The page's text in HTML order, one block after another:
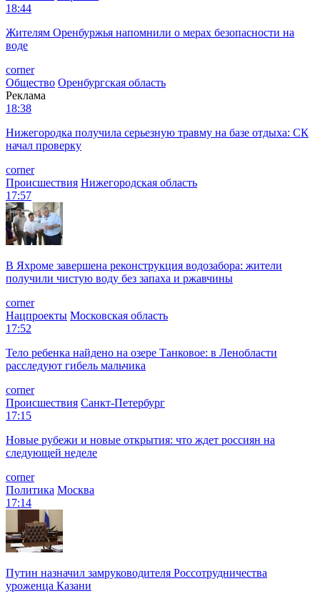
18:44
Жителям Оренбуржья напомнили о мерах безопасности на
воде
corner
Общество Оренбургская область
Реклама
18:38
Нижегородка получила серьезную травму на базе отдыха: СК
начал проверку
corner
Происшествия Нижегородская область
17:57
В Яхроме завершена реконструкция водозабора: жители
получили чистую воду без запаха и ржавчины
corner
Нацпроекты Московская область
17:52
Тело ребенка найдено на озере Танковое: в Ленобласти
расследуют гибель мальчика
corner
Происшествия Санкт-Петербург
17:15
Новые рубежи и новые открытия: что ждет россиян на
следующей неделе
corner
Политика Москва
17:14
Путин назначил замруководителя Россотрудничества
уроженца Казани